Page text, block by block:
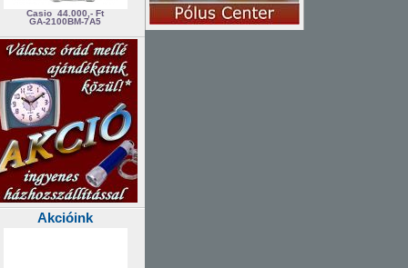
Casio 44.000,- Ft
GA-2100BM-7A5
Akcióink